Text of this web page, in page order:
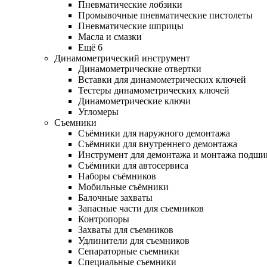
Пневматические лобзики
Промывочные пневматические пистолеты
Пневматические шприцы
Масла и смазки
Ещё 6
Динамометрический инструмент
Динамометрические отвертки
Вставки для динамометрических ключей
Тестеры динамометрических ключей
Динамометрические ключи
Угломеры
Съемники
Съёмники для наружного демонтажа
Съёмники для внутреннего демонтажа
Инструмент для демонтажа и монтажа
Съёмники для автосервиса
Наборы съёмников
Мобильные съёмники
Балочные захваты
Запасные части для съемников
Контропоры
Захваты для съемников
Удлинители для съемников
Сепараторные съемники
Специальные съемники